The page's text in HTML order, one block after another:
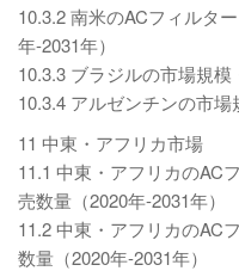
10.3.2 南米のACフィルタ
年-2031年）
10.3.3 ブラジルの市場規模
10.3.4 アルゼンチンの市場
11 中東・アフリカ市場
11.1 中東・アフリカのAC
売数量（2020年-2031年）
11.2 中東・アフリカのAC
数量（2020年-2031年）